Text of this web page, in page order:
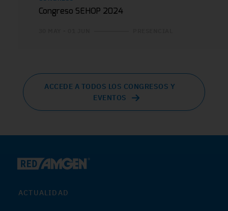
Congreso SEHOP 2024
ACCEDE A TODOS LOS CONGRESOS Y
EVENTOS
ACTUALIDAD